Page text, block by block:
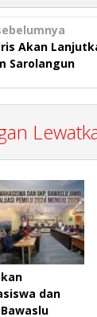
Akan
Sarolangun
dan
Bawaslu